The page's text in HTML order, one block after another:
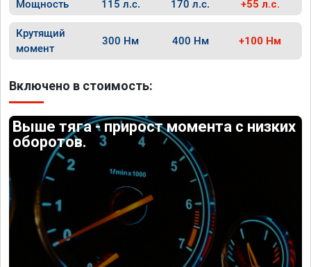
Мощность 115 л.с. 170 л.с. +55 л.с.
Крутящий
момент
300 Нм 400 Нм +100 Нм
Включено в стоимость:
Выше тяга - прирост момента с низких
оборотов.